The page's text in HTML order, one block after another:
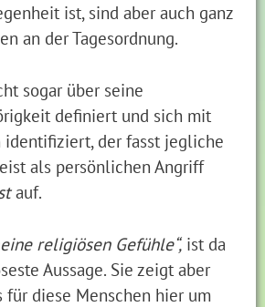
ist, sind aber auch ganz
an der Tagesordnung.
sogar über seine
definiert und sich mit
identifiziert, der fasst jegliche
als persönlichen Angriff
auf.
religiösen Gefühle“, ist da
Aussage. Sie zeigt aber
für diese Menschen hier um